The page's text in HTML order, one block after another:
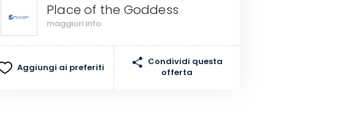
Place of the Goddess
maggiori info
Aggiungi ai preferiti
Condividi questa
offerta